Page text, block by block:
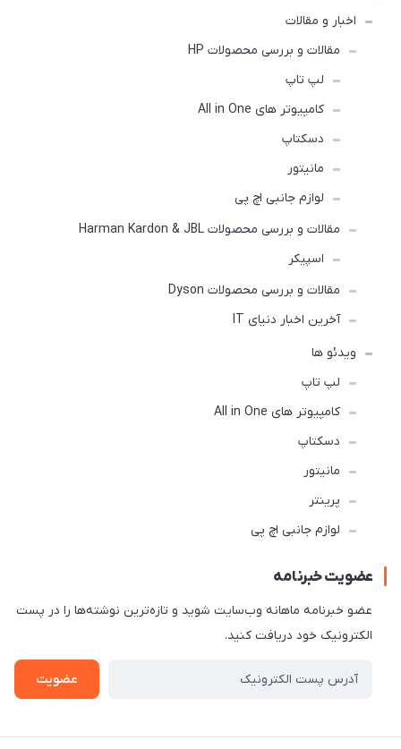
اخبار و مقالات
مقالات و بررسی محصولات HP
لپ تاپ
کامپیوتر های All in One
دسکتاپ
مانیتور
لوازم جانبی اچ پی
مقالات و بررسی محصولات Harman Kardon & JBL
اسپیکر
مقالات و بررسی محصولات Dyson
آخرین اخبار دنیای IT
ویدئو ها
لپ تاپ
کامپیوتر های All in One
دسکتاپ
مانیتور
پرینتر
لوازم جانبی اچ پی
عضویت خبرنامه
عضو خبرنامه ماهانه وب‌سایت شوید و تازه‌ترین نوشته‌ها را در پست
الکترونیک خود دریافت کنید.
عضویت